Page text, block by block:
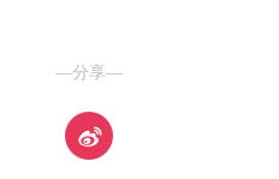
—分享—